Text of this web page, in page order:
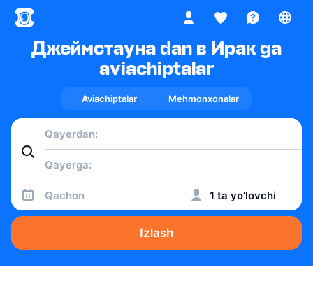
Джеймстауна dan в Ирак ga
aviachiptalar
Aviachiptalar Mehmonxonalar
Qachon 1 ta yo'lovchi
Izlash